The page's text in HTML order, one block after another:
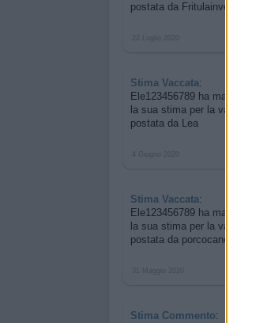
postata da Fritulainversa79
Stima Vaccata:
Ele123456789 ha manifestato
la sua stima per la vaccata
postata da Lea
Stima Vaccata:
Ele123456789 ha manifestato
la sua stima per la vaccata
postata da porcocane
Stima Commento: